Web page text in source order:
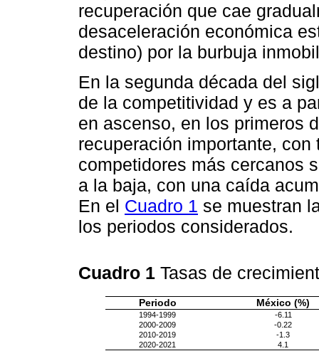
recuperación que cae
desaceleración económica
destino) por la burbuja
En la segunda década del
de la competitividad y es a
en ascenso, en los primeros
recuperación importante,
competidores más cercanos
a la baja, con una caída
En el Cuadro 1 se muestran
los periodos considerados.
Cuadro 1 Tasas de
Periodo México (%)
1994-1999
-6.11
2000-2009
-0.22
2010-2019
-1.3
2020-2021
4.1